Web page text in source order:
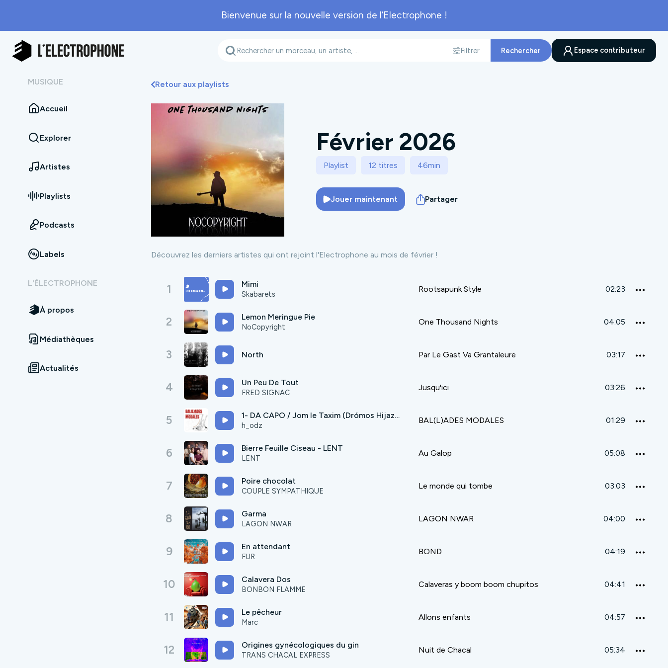
Bienvenue sur la nouvelle version de l’Electrophone !
Filtrer
Rechercher
Espace contributeur
MUSIQUE
Accueil
Explorer
Artistes
Playlists
Podcasts
Labels
L'ÉLECTROPHONE
À propos
Médiathèques
Actualités
Retour aux playlists
Février 2026
Playlist 12 titres 46min
Jouer maintenant Partager
Découvrez les derniers artistes qui ont rejoint l'Electrophone au mois de février !
1 Mimi
Skabarets
Rootsapunk Style 02:23
2 Lemon Meringue Pie
NoCopyright
One Thousand Nights 04:05
3 North Par Le Gast Va Grantaleure 03:17
4 Un Peu De Tout
FRED SIGNAC
Jusqu'ici 03:26
5 1- DA CAPO / Jom le Taxim (Drómos Hijaz 1)
h_odz
BAL(L)ADES MODALES 01:29
6 Bierre Feuille Ciseau - LENT
LENT
Au Galop 05:08
7 Poire chocolat
COUPLE SYMPATHIQUE
Le monde qui tombe 03:03
8 Garma
LAGON NWAR
LAGON NWAR 04:00
9 En attendant
FUR
BOND 04:19
10 Calavera Dos
BONBON FLAMME
Calaveras y boom boom chupitos 04:41
11 Le pêcheur
Marc
Allons enfants 04:57
12 Origines gynécologiques du gin
TRANS CHACAL EXPRESS
Nuit de Chacal 05:34